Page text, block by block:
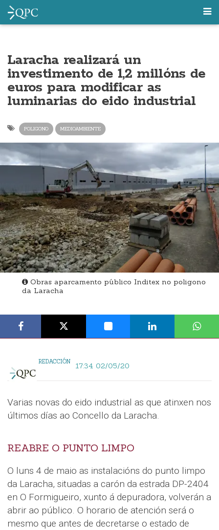
Laracha realizará un
investimento de 1,2 millóns de
euros para modificar as
luminarias do eido industrial
POLIGONO MEDIOAMBIENTE
Obras aparcamento público Inditex no poligono
da Laracha
REDACCIÓN 17:34 02/05/20
Varias novas do eido industrial as que atinxen nos
últimos días ao Concello da Laracha.
REABRE O PUNTO LIMPO
O luns 4 de maio as instalacións do punto limpo
da Laracha, situadas a carón da estrada DP-2404
en O Formigueiro, xunto á depuradora, volverán a
abrir ao público. O horario de atención será o
mesmo que antes de decretarse o estado de